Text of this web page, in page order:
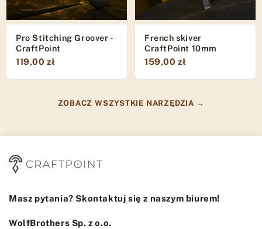
Pro Stitching Groover -
CraftPoint
119,00 zł
French skiver
CraftPoint 10mm
159,00 zł
ZOBACZ WSZYSTKIE NARZĘDZIA →
Masz pytania? Skontaktuj się z naszym biurem!
WolfBrothers Sp. z o.o.